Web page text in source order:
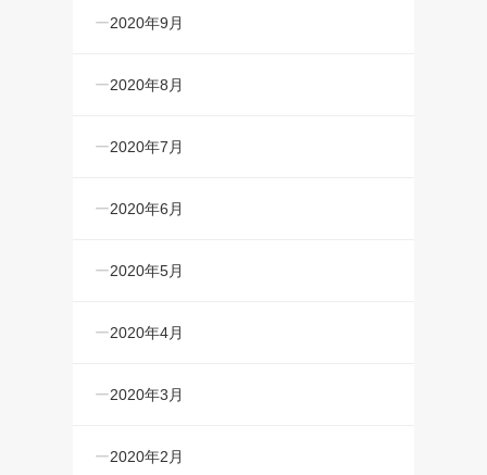
2020年9月
2020年8月
2020年7月
2020年6月
2020年5月
2020年4月
2020年3月
2020年2月